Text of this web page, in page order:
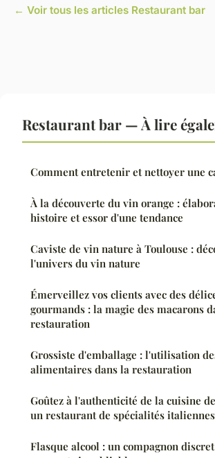
← Voir tous les articles Restaurant bar
Restaurant bar — À lire
Comment entretenir et nettoyer une
À la découverte du vin orange :
histoire et essor d'une tendance
Caviste de vin nature à Toulouse :
l'univers du vin nature
Émerveillez vos clients avec des
gourmands : la magie des macarons
restauration
Grossiste d'emballage : l'utilisation
alimentaires dans la restauration
Goûtez à l'authenticité de la cuisine
un restaurant de spécialités italiennes
Flasque alcool : un compagnon